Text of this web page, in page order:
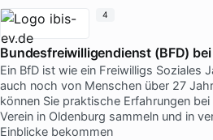
Bundesfreiwilligendienst (BFD)
Ein BfD ist wie ein Freiwilligs Soziales
auch noch von Menschen über 27
können Sie praktische Erfahrungen
Verein in Oldenburg sammeln und in
Einblicke bekommen
4